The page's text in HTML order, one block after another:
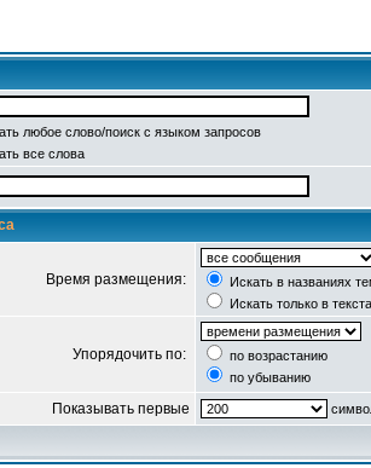
любое слово/поиск с языком запросов
все слова
Время размещения:
Искать в названиях
Искать только в
Упорядочить по:
по возрастанию
по убыванию
Показывать первые